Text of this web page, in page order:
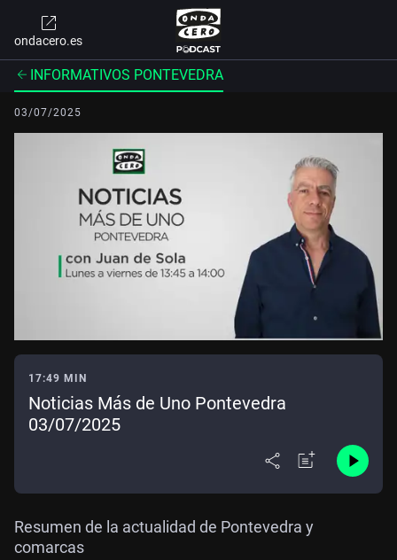
ondacero.es
INFORMATIVOS PONTEVEDRA
03/07/2025
17:49 MIN
Noticias Más de Uno Pontevedra
03/07/2025
Resumen de la actualidad de Pontevedra y
comarcas